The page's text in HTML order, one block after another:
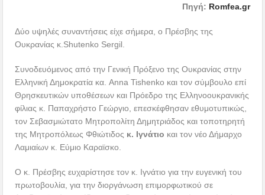
Πηγή: Romfea.gr
Δύο υψηλές συναντήσεις είχε σήμερα, ο Πρέσβης της
Ουκρανίας κ.Shutenko Sergil.
Συνοδευόμενος από την Γενική Πρόξενο της Ουκρανίας στην
Ελληνική Δημοκρατία κα. Anna Tishenko και τον σύμβουλο επί
Θρησκευτικών υποθέσεων και Πρόεδρο της Ελληνοουκρανικής
φίλιας κ. Παπαχρήστο Γεώργιο, επεσκέφθησαν εθυμοτυπικώς,
τον Σεβασμιώτατο Μητροπολίτη Δημητριάδος και τοποτηρητή
της Μητροπόλεως Φθιώτιδος κ. Ιγνάτιο και τον νέο Δήμαρχο
Λαμιαίων κ. Εύμιο Καραϊσκο.
Ο κ. Πρέσβης ευχαρίστησε τον κ. Ιγνάτιο για την ευγενική του
πρωτοβουλία, για την διοργάνωση επιμορφωτικού σε